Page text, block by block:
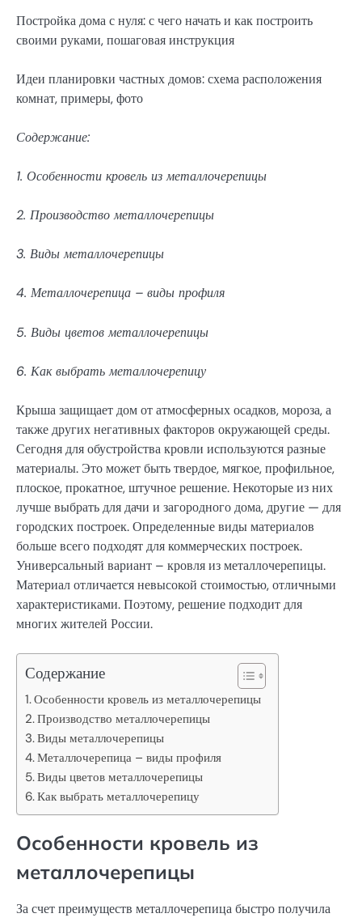
Постройка дома с нуля: с чего начать и как построить
своими руками, пошаговая инструкция
Идеи планировки частных домов: схема расположения
комнат, примеры, фото
Содержание:
1. Особенности кровель из металлочерепицы
2. Производство металлочерепицы
3. Виды металлочерепицы
4. Металлочерепица – виды профиля
5. Виды цветов металлочерепицы
6. Как выбрать металлочерепицу
Крыша защищает дом от атмосферных осадков, мороза, а
также других негативных факторов окружающей среды.
Сегодня для обустройства кровли используются разные
материалы. Это может быть твердое, мягкое, профильное,
плоское, прокатное, штучное решение. Некоторые из них
лучше выбрать для дачи и загородного дома, другие — для
городских построек. Определенные виды материалов
больше всего подходят для коммерческих построек.
Универсальный вариант – кровля из металлочерепицы.
Материал отличается невысокой стоимостью, отличными
характеристиками. Поэтому, решение подходит для
многих жителей России.
Содержание
Особенности кровель из металлочерепицы
Производство металлочерепицы
Виды металлочерепицы
Металлочерепица – виды профиля
Виды цветов металлочерепицы
Как выбрать металлочерепицу
Особенности кровель из
металлочерепицы
За счет преимуществ металлочерепица быстро получила